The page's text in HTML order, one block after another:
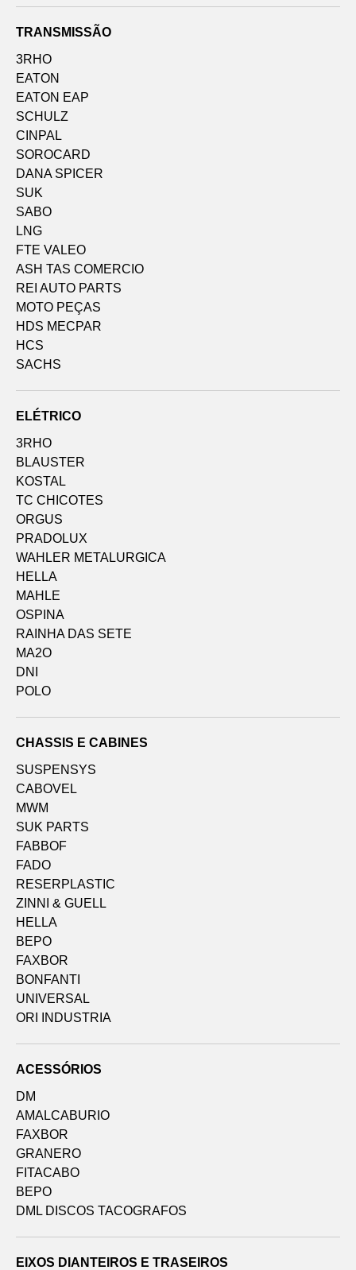
TRANSMISSÃO
3RHO
EATON
EATON EAP
SCHULZ
CINPAL
SOROCARD
DANA SPICER
SUK
SABO
LNG
FTE VALEO
ASH TAS COMERCIO
REI AUTO PARTS
MOTO PEÇAS
HDS MECPAR
HCS
SACHS
ELÉTRICO
3RHO
BLAUSTER
KOSTAL
TC CHICOTES
ORGUS
PRADOLUX
WAHLER METALURGICA
HELLA
MAHLE
OSPINA
RAINHA DAS SETE
MA2O
DNI
POLO
CHASSIS E CABINES
SUSPENSYS
CABOVEL
MWM
SUK PARTS
FABBOF
FADO
RESERPLASTIC
ZINNI & GUELL
HELLA
BEPO
FAXBOR
BONFANTI
UNIVERSAL
ORI INDUSTRIA
ACESSÓRIOS
DM
AMALCABURIO
FAXBOR
GRANERO
FITACABO
BEPO
DML DISCOS TACOGRAFOS
EIXOS DIANTEIROS E TRASEIROS